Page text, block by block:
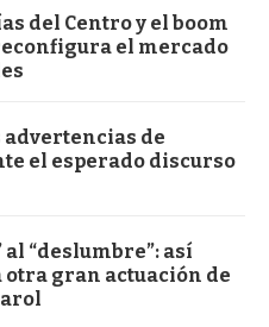
del Centro y el boom
el mercado
advertencias de
el esperado discurso
“deslumbre”: así
gran actuación de